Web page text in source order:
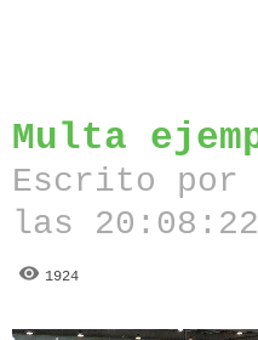
Multa
Escrito por
las 20:08:22
1924